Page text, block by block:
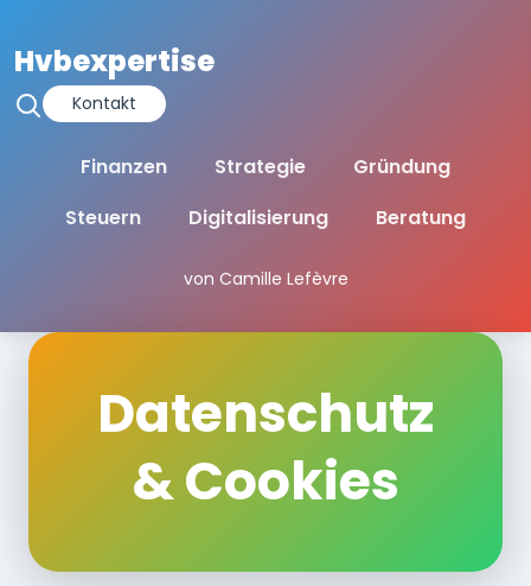
Hvbexpertise
Kontakt
Finanzen Strategie
Gründung
Steuern
Digitalisierung Beratung
von Camille Lefèvre
Datenschutz
& Cookies